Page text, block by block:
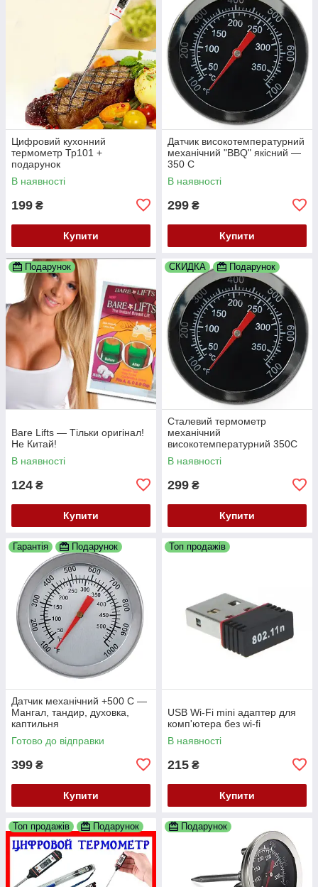
Цифровий кухонний
термометр Тр101 +
подарунок
В наявності
199 ₴
Купити
Датчик високотемпературний
механічний "BBQ" якісний —
350 С
В наявності
299 ₴
Купити
Подарунок
Bare Lifts — Тільки оригінал!
Не Китай!
В наявності
124 ₴
Купити
СКИДКА Подарунок
Сталевий термометр
механічний
високотемпературний 350С
В наявності
299 ₴
Купити
Гарантія Подарунок
Датчик механічний +500 С —
Мангал, тандир, духовка,
каптильня
Готово до відправки
399 ₴
Купити
Топ продажів
USB Wi-Fi mini адаптер для
комп'ютера без wi-fi
В наявності
215 ₴
Купити
Топ продажів Подарунок Подарунок